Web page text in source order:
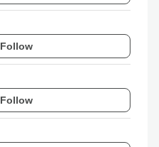
Follow
Follow